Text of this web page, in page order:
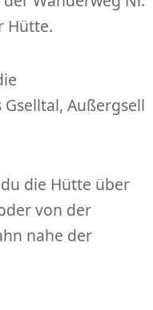
Hütte.
Außergsell
die Hütte über
von der
nahe der